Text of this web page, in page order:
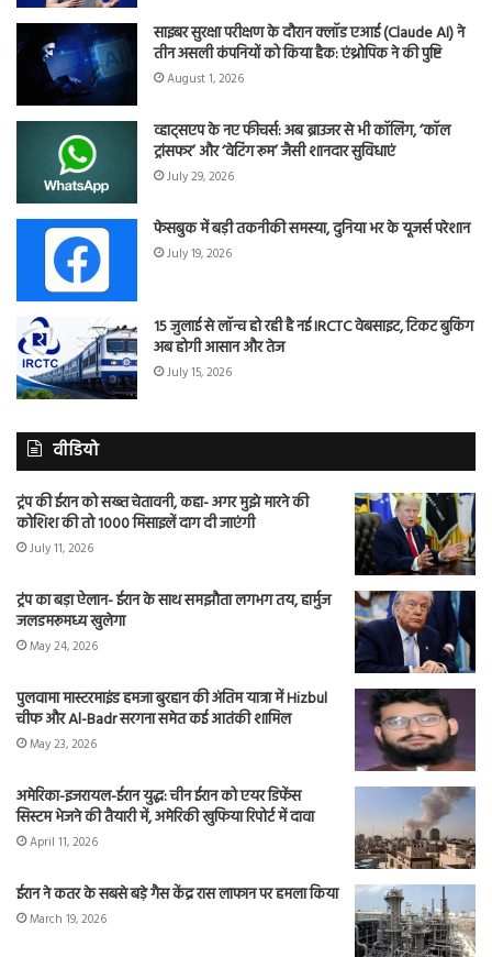
साइबर सुरक्षा परीक्षण के दौरान क्लॉड एआई (Claude AI) ने
तीन असली कंपनियों को किया हैक: एंथ्रोपिक ने की पुष्टि
August 1, 2026
व्हाट्सएप के नए फीचर्स: अब ब्राउजर से भी कॉलिंग, ‘कॉल
ट्रांसफर’ और ‘वेटिंग रूम’ जैसी शानदार सुविधाएं
July 29, 2026
फेसबुक में बड़ी तकनीकी समस्या, दुनिया भर के यूजर्स परेशान
July 19, 2026
15 जुलाई से लॉन्च हो रही है नई IRCTC वेबसाइट, टिकट बुकिंग
अब होगी आसान और तेज
July 15, 2026
वीडियो
ट्रंप की ईरान को सख्त चेतावनी, कहा- अगर मुझे मारने की
कोशिश की तो 1000 मिसाइलें दाग दी जाएंगी
July 11, 2026
ट्रंप का बड़ा ऐलान- ईरान के साथ समझौता लगभग तय, हार्मुज
जलडमरूमध्य खुलेगा
May 24, 2026
पुलवामा मास्टरमाइंड हमजा बुरहान की अंतिम यात्रा में Hizbul
चीफ और Al-Badr सरगना समेत कई आतंकी शामिल
May 23, 2026
अमेरिका-इजरायल-ईरान युद्ध: चीन ईरान को एयर डिफेंस
सिस्टम भेजने की तैयारी में, अमेरिकी खुफिया रिपोर्ट में दावा
April 11, 2026
ईरान ने कतर के सबसे बड़े गैस केंद्र रास लाफान पर हमला किया
March 19, 2026